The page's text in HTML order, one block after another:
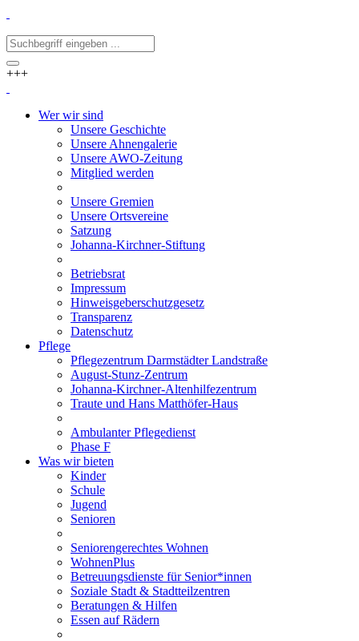
+++
Wer wir sind
Unsere Geschichte
Unsere Ahnengalerie
Unsere AWO-Zeitung
Mitglied werden
Unsere Gremien
Unsere Ortsvereine
Satzung
Johanna-Kirchner-Stiftung
Betriebsrat
Impressum
Hinweisgeberschutzgesetz
Transparenz
Datenschutz
Pflege
Pflegezentrum Darmstädter Landstraße
August-Stunz-Zentrum
Johanna-Kirchner-Altenhilfezentrum
Traute und Hans Matthöfer-Haus
Ambulanter Pflegedienst
Phase F
Was wir bieten
Kinder
Schule
Jugend
Senioren
Seniorengerechtes Wohnen
WohnenPlus
Betreuungsdienste für Senior*innen
Soziale Stadt & Stadtteilzentren
Beratungen & Hilfen
Essen auf Rädern